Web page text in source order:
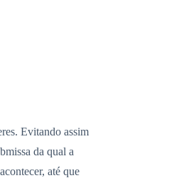
Evitando assim
da qual a
até que